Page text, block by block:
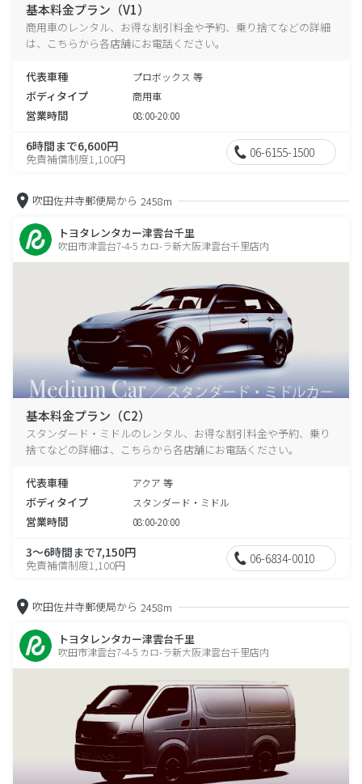
基本料金プラン（V1）
商用車のレンタル、お得な割引料金や予約、乗り捨てなどの詳細
は、こちらから各店舗にお電話ください。
代表車種 プロボックス 等
ボディタイプ 商用車
営業時間 08:00-20:00
6時間まで6,600円
免責補償制度1,100円 06-6155-1500
吹田佐井寺郵便局から 2458m
トヨタレンタカー津雲台千里
吹田市津雲台7-4-5 カロ-ラ新大阪津雲台千里店内
基本料金プラン（C2）
スタンダード・ミドルのレンタル、お得な割引料金や予約、乗り
捨てなどの詳細は、こちらから各店舗にお電話ください。
代表車種 アクア 等
ボディタイプ スタンダード・ミドル
営業時間 08:00-20:00
3～6時間まで7,150円
免責補償制度1,100円 06-6834-0010
吹田佐井寺郵便局から 2458m
トヨタレンタカー津雲台千里
吹田市津雲台7-4-5 カロ-ラ新大阪津雲台千里店内